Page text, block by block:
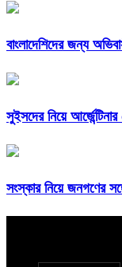
বাংলাদেশিদের জন্য
সুইসদের নিয়ে
সংস্কার নিয়ে জনগণের